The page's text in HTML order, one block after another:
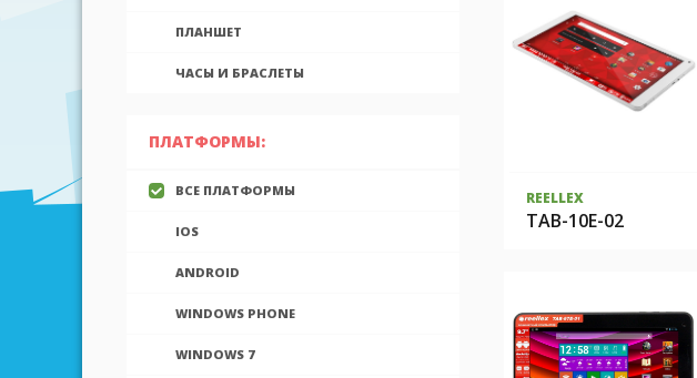
ПЛАНШЕТ
ЧАСЫ И БРАСЛЕТЫ
ПЛАТФОРМЫ:
ВСЕ ПЛАТФОРМЫ
IOS
ANDROID
WINDOWS PHONE
WINDOWS 7
REELLEX
TAB-10E-02